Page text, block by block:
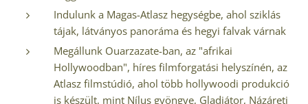
Indulunk a Magas-Atlasz hegységbe, ahol sziklás
tájak, látványos panoráma és hegyi falvak várnak
Megállunk Ouarzazate-ban, az "afrikai
Hollywoodban", híres filmforgatási helyszínén, az
Atlasz filmstúdió, ahol több hollywoodi produkció
is készült, mint Nílus gyöngye, Gladiátor, Názáreti